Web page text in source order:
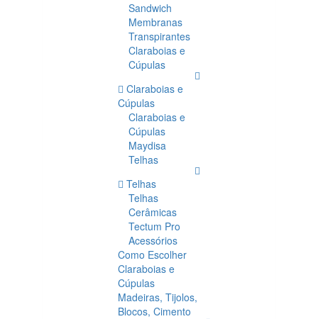
Sandwich
Membranas
Transpirantes
Claraboias e
Cúpulas
Claraboias e
Cúpulas
Claraboias e
Cúpulas
Maydisa
Telhas
Telhas
Telhas
Cerâmicas
Tectum Pro
Acessórios
Como Escolher
Claraboias e
Cúpulas
Madeiras, Tijolos,
Blocos, Cimento